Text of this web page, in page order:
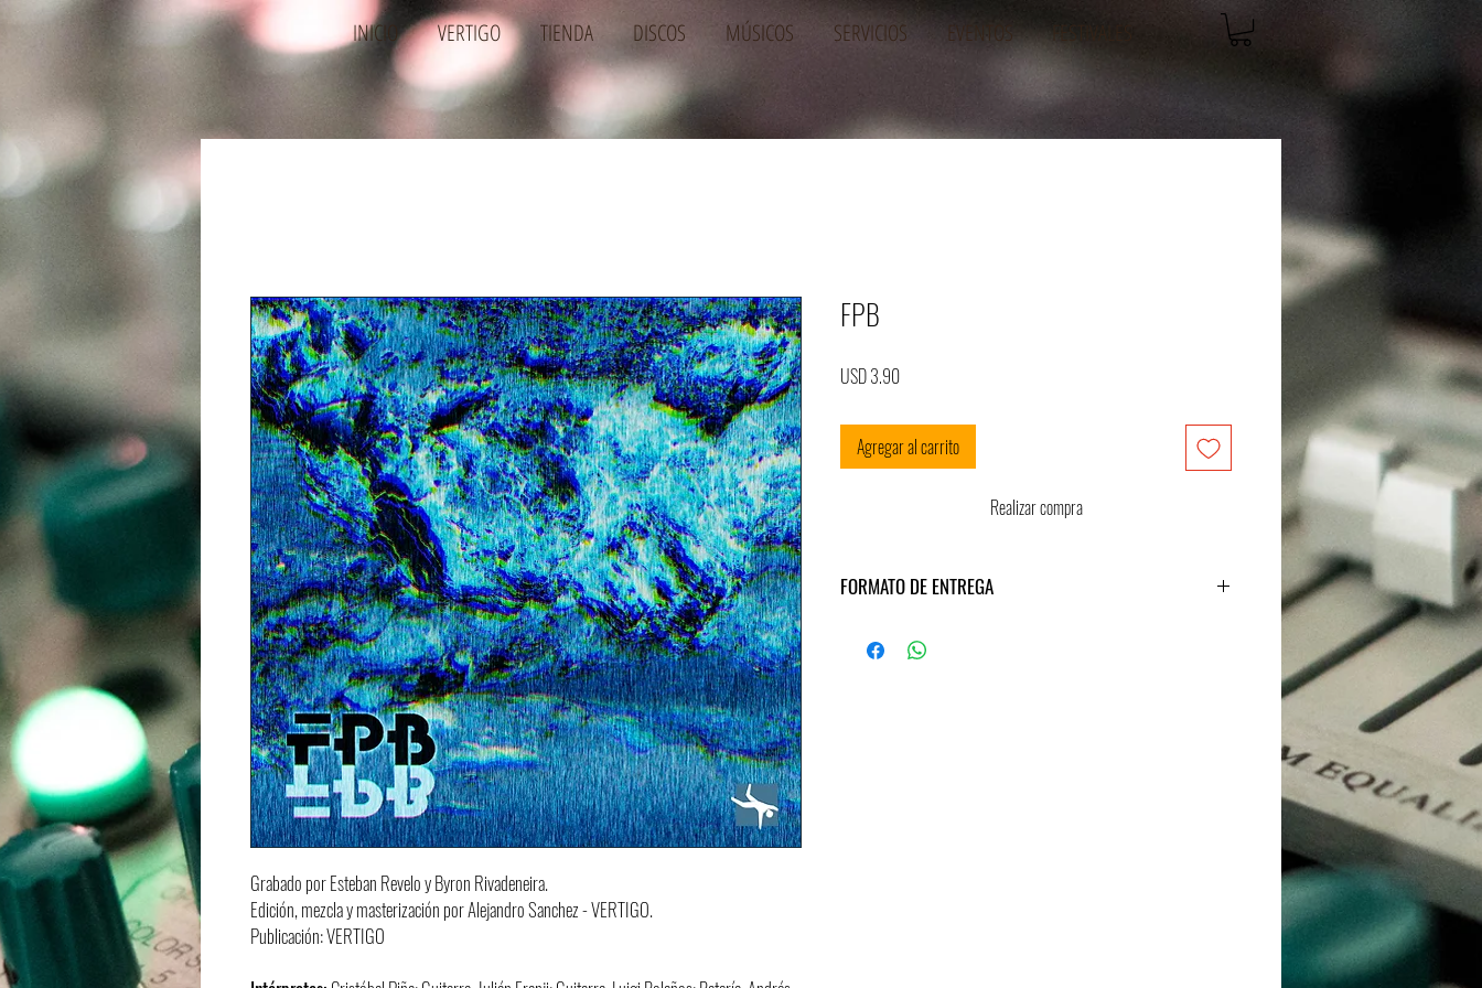
INICIO VERTIGO TIENDA DISCOS MÚSICOS SERVICIOS EVENTOS FESTIVALES
Grabado por Esteban Revelo y Byron Rivadeneira.
Edición, mezcla y masterización por Alejandro Sanchez - VERTIGO.
Publicación: VERTIGO
FPB
USD 3.90Precio
Agregar al carrito
Realizar compra
FORMATO DE ENTREGA
Formato de audios: WAV . 44.000Hz, 16bits